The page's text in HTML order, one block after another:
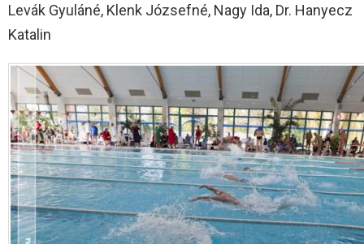
Levák Gyuláné, Klenk Józsefné, Nagy Ida, Dr. Hanyecz
Katalin